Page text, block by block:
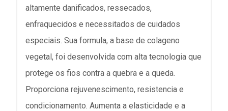
altamente danificados, ressecados,
enfraquecidos e necessitados de cuidados
especiais. Sua formula, a base de colageno
vegetal, foi desenvolvida com alta tecnologia que
protege os fios contra a quebra e a queda.
Proporciona rejuvenescimento, resistencia e
condicionamento. Aumenta a elasticidade e a